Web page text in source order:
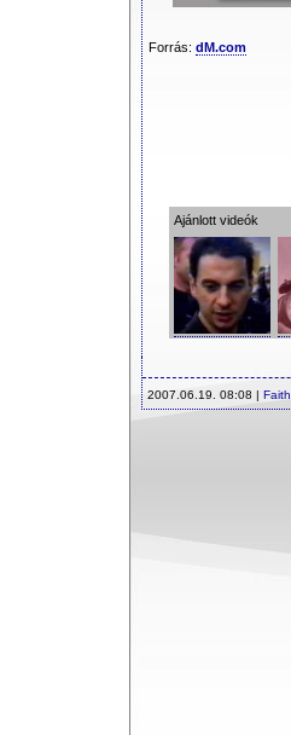
Forrás: dM.com
Ajánlott videók
2007.06.19. 08:08 | Faith